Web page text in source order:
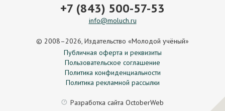
+7 (843) 500-57-53
info@moluch.ru
© 2008–2026, Издательство «Молодой учёный»
Публичная оферта и реквизиты
Пользовательское соглашение
Политика конфиденциальности
Политика рекламной рассылки
Разработка сайта OctoberWeb